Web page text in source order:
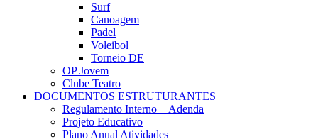
Surf
Canoagem
Padel
Voleibol
Torneio DE
OP Jovem
Clube Teatro
DOCUMENTOS ESTRUTURANTES
Regulamento Interno + Adenda
Projeto Educativo
Plano Anual Atividades